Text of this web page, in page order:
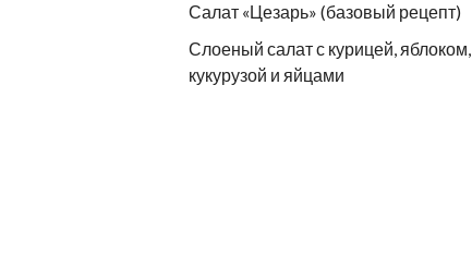
Салат «Цезарь» (базовый рецепт)
Слоеный салат с курицей, яблоком,
кукурузой и яйцами